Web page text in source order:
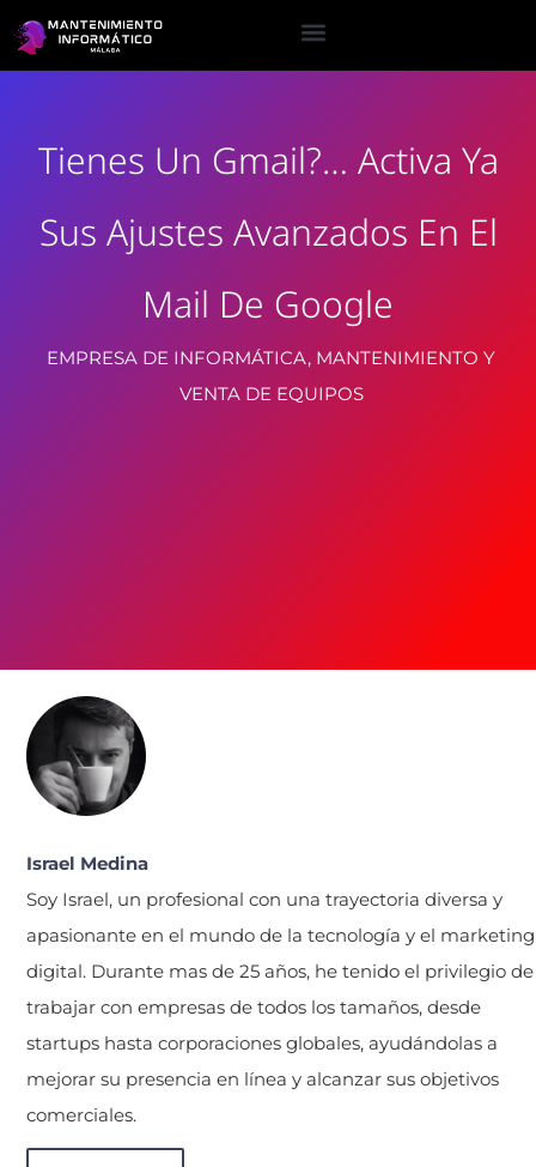
Tienes Un Gmail?… Activa Ya
Sus Ajustes Avanzados En El
Mail De Google
EMPRESA DE INFORMÁTICA, MANTENIMIENTO Y
VENTA DE EQUIPOS
Israel Medina
Soy Israel, un profesional con una trayectoria diversa y
apasionante en el mundo de la tecnología y el marketing
digital. Durante mas de 25 años, he tenido el privilegio de
trabajar con empresas de todos los tamaños, desde
startups hasta corporaciones globales, ayudándolas a
mejorar su presencia en línea y alcanzar sus objetivos
comerciales.